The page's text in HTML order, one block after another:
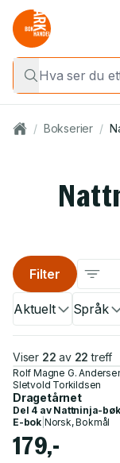
/ Bokserier /
Aktuelt Språk
Filter
Viser 22 av 22 treff
Rolf Magne G.
Sletvold Torkildsen
Dragetårnet
Del 4 av Nattninja-
E-bok Norsk, Bokmål
179,-